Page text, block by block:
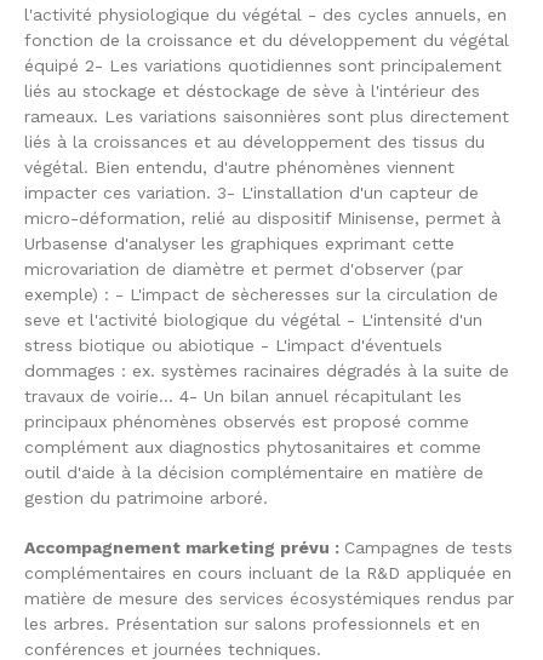
l'activité physiologique du végétal - des cycles annuels, en
fonction de la croissance et du développement du végétal
équipé 2- Les variations quotidiennes sont principalement
liés au stockage et déstockage de sève à l'intérieur des
rameaux. Les variations saisonnières sont plus directement
liés à la croissances et au développement des tissus du
végétal. Bien entendu, d'autre phénomènes viennent
impacter ces variation. 3- L'installation d'un capteur de
micro-déformation, relié au dispositif Minisense, permet à
Urbasense d'analyser les graphiques exprimant cette
microvariation de diamètre et permet d'observer (par
exemple) : - L'impact de sècheresses sur la circulation de
seve et l'activité biologique du végétal - L'intensité d'un
stress biotique ou abiotique - L'impact d'éventuels
dommages : ex. systèmes racinaires dégradés à la suite de
travaux de voirie... 4- Un bilan annuel récapitulant les
principaux phénomènes observés est proposé comme
complément aux diagnostics phytosanitaires et comme
outil d'aide à la décision complémentaire en matière de
gestion du patrimoine arboré.
Accompagnement marketing prévu : Campagnes de tests
complémentaires en cours incluant de la R&D appliquée en
matière de mesure des services écosystémiques rendus par
les arbres. Présentation sur salons professionnels et en
conférences et journées techniques.